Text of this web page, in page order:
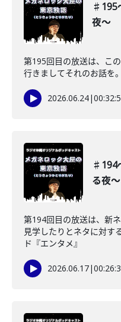
♯195
夜〜
第195回目の放送は、こ
行きましてそれのお話を
2026.06.24|
♯194
る夜〜
第194回目の放送は、新
見学したりとネタに対す
ド『エンタメ』
2026.06.17|